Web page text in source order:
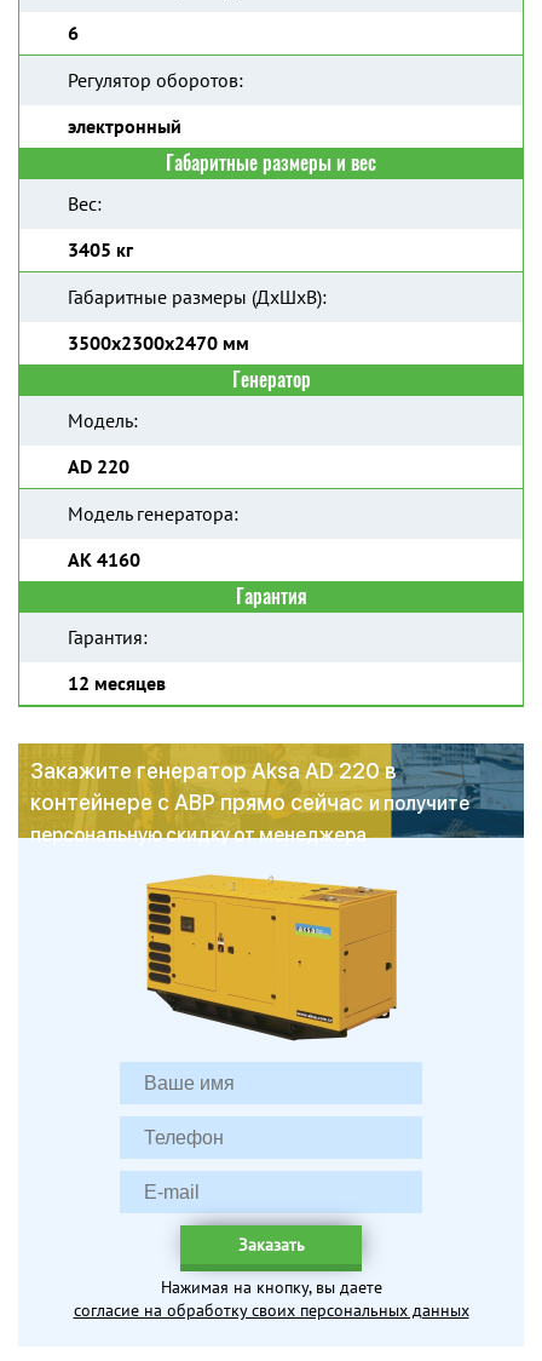
6
Регулятор оборотов:
электронный
Габаритные размеры и вес
Вес:
3405 кг
Габаритные размеры (ДхШхВ):
3500х2300х2470 мм
Генератор
Модель:
AD 220
Модель генератора:
AK 4160
Гарантия
Гарантия:
12 месяцев
Закажите генератор Aksa AD 220 в
контейнере с АВР прямо сейчас и получите
персональную скидку от менеджера
Заказать
Нажимая на кнопку, вы даете
согласие на обработку своих персональных данных